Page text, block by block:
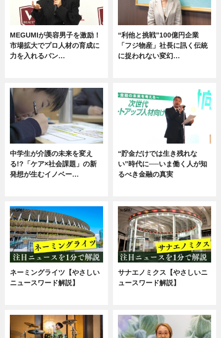
MEGUMIが美容男子を激励！
市場拡大でプロ人材の育成に
力を入れるバン…
“利他と挑戦”100億円企業
「フジ物産」社長に訊く伝統
に捉われない変幻…
中学生が介護の未来を変え
る!?「ケア×社会課題」の新
発想が生むイノベー…
“貯金だけでは生き残れな
い”時代に──いま働く人が知
るべき金融の真実
ネーミングライツ【やさしい
ニュースワード解説】
サナエノミクス【やさしいニ
ュースワード解説】